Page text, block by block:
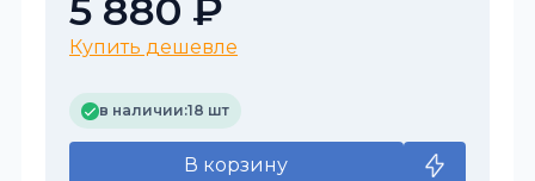
5 880 ₽
Купить дешевле
в наличии:18 шт
В корзину